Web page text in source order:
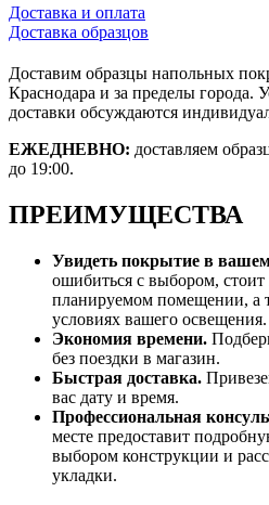
Доставка и оплата
Доставка образцов
Доставим образцы напольных
Краснодара и за пределы города.
доставки обсуждаются
ЕЖЕДНЕВНО: доставляем
до 19:00.
ПРЕИМУЩЕСТВА
Увидеть покрытие в
ошибиться с выбором,
планируемом помещении, а
условиях вашего освещения.
Экономия времени.
без поездки в магазин.
Быстрая доставка.
вас дату и время.
Профессиональная
месте предоставит
выбором конструкции и
укладки.